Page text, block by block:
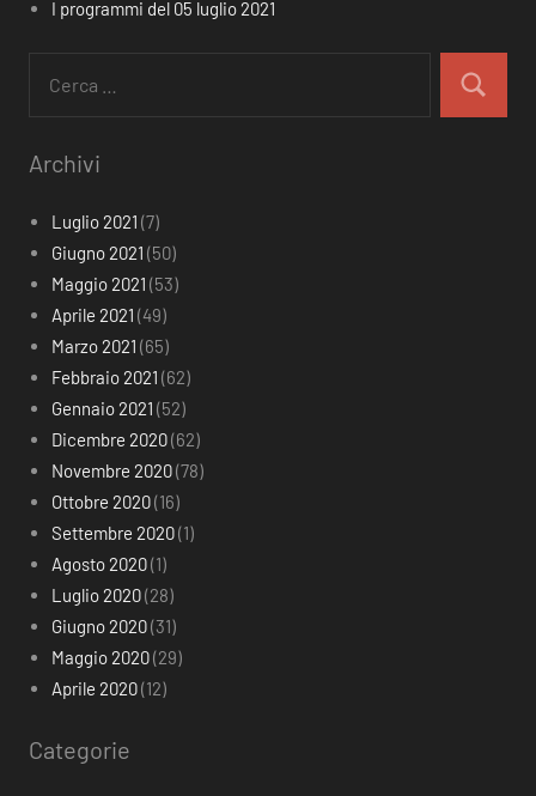
I programmi del 05 luglio 2021
per:
Cerca
Archivi
Luglio 2021 (7)
Giugno 2021 (50)
Maggio 2021 (53)
Aprile 2021 (49)
Marzo 2021 (65)
Febbraio 2021 (62)
Gennaio 2021 (52)
Dicembre 2020(62)
Novembre 2020(78)
Ottobre 2020(16)
Settembre 2020(1)
Agosto 2020(1)
Luglio 2020(28)
Giugno 2020(31)
Maggio 2020(29)
Aprile 2020(12)
Categorie